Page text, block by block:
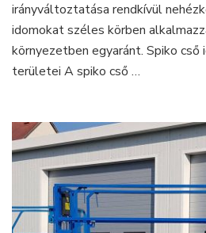
irányváltoztatása rendkívül
idomokat széles körben
környezetben egyaránt. Spiko cső
területei A spiko cső …